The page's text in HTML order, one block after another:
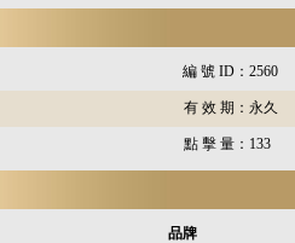
編 號 ID： 2560
有 效 期： 永久
點 擊 量： 133
品牌